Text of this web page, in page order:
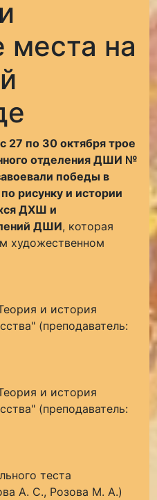
места на
с 27 по 30 октября трое
отделения ДШИ №
победы в
рисунку и истории
ДХШ и
ДШИ, которая
художественном
и история
(преподаватель:
и история
(преподаватель:
теста
А. С., Розова М. А.)